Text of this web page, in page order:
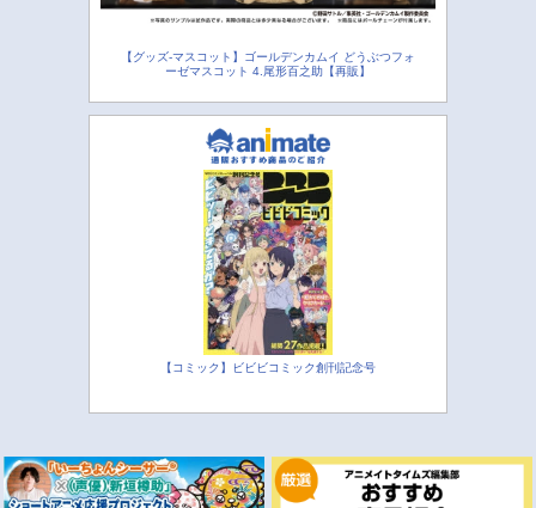
【グッズ-マスコット】ゴールデンカムイ どうぶつフォ
ーゼマスコット 4.尾形百之助【再販】
【コミック】ビビビコミック創刊記念号